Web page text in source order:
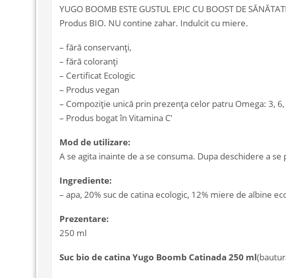
YUGO BOOMB ESTE GUSTUL EPIC CU BOOST DE
Produs BIO. NU contine zahar. Indulcit cu miere.
– fără conservanți,
– fără coloranți
– Certificat Ecologic
– Produs vegan
– Compoziție unică prin prezența celor patru Omega: 3, 6,
– Produs bogat în Vitamina C’
Mod de utilizare:
A se agita inainte de a se consuma. Dupa deschidere a
Ingrediente:
– apa, 20% suc de catina ecologic, 12% miere de albine
Prezentare:
250 ml
Suc bio de catina Yugo Boomb Catinada 250 ml